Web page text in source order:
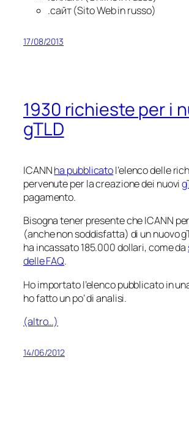
.сайт (Sito Web in russo)
17/08/2013
1930 richieste per i
gTLD
ICANNha pubblicatol’elenco delle
pervenute per la creazione dei nuovi
pagamento.
Bisogna tener presente che ICANN
(anche non soddisfatta) di un nuovo
ha incassato 185.000 dollari, come da
delle FAQ.
Ho importato l’elenco pubblicato in
ho fatto un po’ di analisi.
(altro…)
14/06/2012